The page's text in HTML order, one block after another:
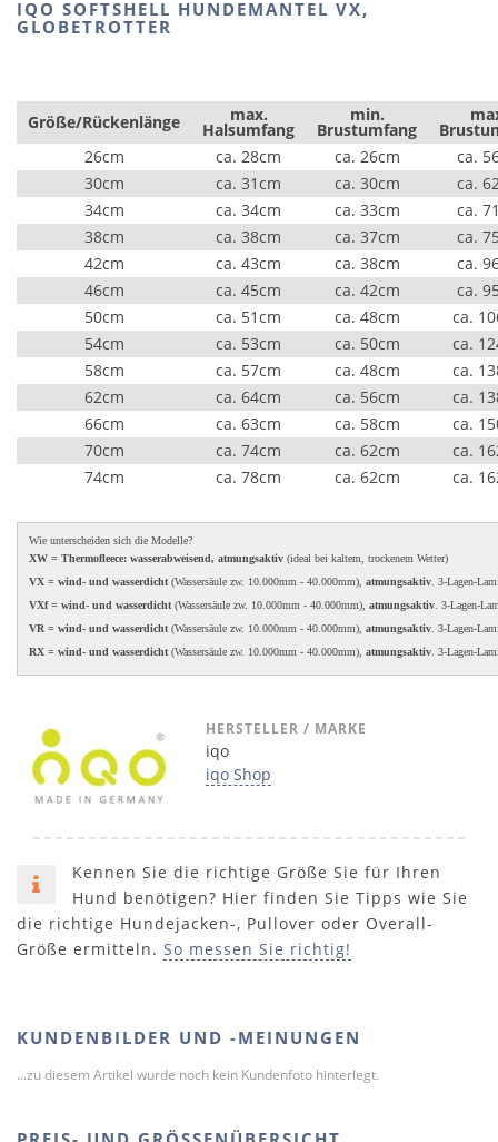
IQO SOFTSHELL HUNDEMANTEL VX,
GLOBETROTTER
Größe/Rückenlänge max.
Halsumfang
min.
Brustumfang
26cm
ca. 28cm ca. 26cm
ca.
30cm
ca. 31cm ca. 30cm
ca.
34cm
ca. 34cm ca. 33cm
ca.
38cm
ca. 38cm ca. 37cm
ca.
42cm
ca. 43cm ca. 38cm
ca.
46cm
ca. 45cm ca. 42cm
ca.
50cm
ca. 51cm ca. 48cm
ca.
54cm
ca. 53cm ca. 50cm
ca.
58cm
ca. 57cm ca. 48cm
ca.
62cm
ca. 64cm ca. 56cm
ca.
66cm
ca. 63cm ca. 58cm
ca.
70cm
ca. 74cm ca. 62cm
ca.
74cm
ca. 78cm ca. 62cm ca.
Wie unterscheiden sich die Modelle?
XW = Thermofleece: wasserabweisend, atmungsaktiv (ideal bei kaltem, trockenem Wetter)
VX = wind- und wasserdicht (Wassersäule zw. 10.000mm - 40.000mm), atmungsaktiv . 3-Lagen-
VXf = wind- und wasserdicht (Wassersäule zw. 10.000mm - 40.000mm), atmungsaktiv . 3-Lagen-
VR = wind- und wasserdicht (Wassersäule zw. 10.000mm - 40.000mm), atmungsaktiv . 3-Lagen-
RX = wind- und wasserdicht (Wassersäule zw. 10.000mm - 40.000mm), atmungsaktiv . 3-Lagen-
HERSTELLER / MARKE
iqo
iqo Shop
Kennen Sie die richtige Größe Sie für Ihren
Hund benötigen? Hier finden Sie Tipps wie Sie
die richtige Hundejacken-, Pullover oder Overall-
Größe ermitteln. So messen Sie richtig!
KUNDENBILDER UND -MEINUNGEN
...zu diesem Artikel wurde noch kein Kundenfoto hinterlegt.